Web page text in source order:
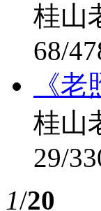
桂山
68/
《
桂山
29/
1/20